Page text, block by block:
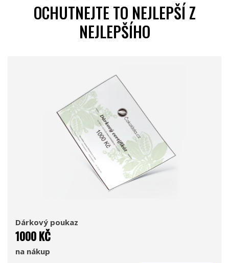
OCHUTNEJTE TO NEJLEPŠÍ Z
NEJLEPŠÍHO
Dárkový poukaz
1000 KČ
na nákup